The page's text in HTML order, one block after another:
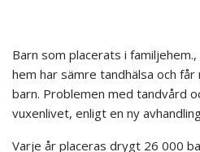
Barn som placerats i
hem har sämre tandhälsa och
barn. Problemen med tandvård
vuxenlivet, enligt en ny
Varje år placeras drygt 26 000